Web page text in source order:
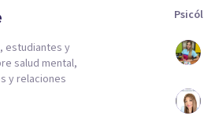
estudiantes y
salud mental,
y relaciones